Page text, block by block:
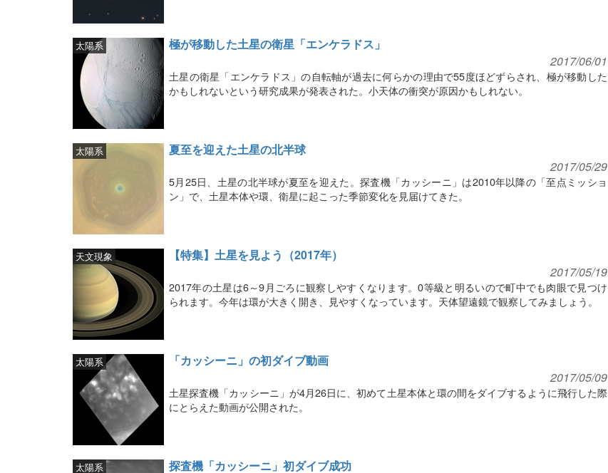
極が移動した土星の衛星「エンケラドス」
太陽系
2017/06/01
土星の衛星「エンケラドス」の自転軸が過去に何らかの理由で55度ほどずらされ、極が移動した
かもしれないという研究成果が発表された。小天体の衝突が原因かもしれない。
夏至を迎えた土星の北半球
太陽系
2017/05/29
5月25日、土星の北半球が夏至を迎えた。探査機「カッシーニ」は2010年以降の「至点ミッショ
ン」で、土星本体や環、衛星に起こった季節変化を見届けてきた。
【特集】土星を見よう（2017年）
天文現象
2017/05/19
2017年の土星は6～9月ごろに観察しやすくなります。0等級と明るいので町中でも肉眼で見つけ
られます。今年は環が大きく開き、見やすくなっています。天体望遠鏡で観察してみましょう。
「カッシーニ」の初ダイブ動画
太陽系
2017/05/09
土星探査機「カッシーニ」が4月26日に、初めて土星本体と環の間をダイブするように飛行した際
にとらえた動画が公開された。
探査機「カッシーニ」初ダイブ成功
太陽系